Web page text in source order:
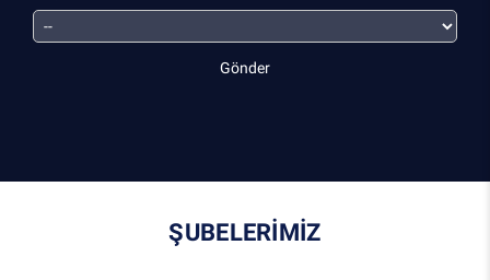
Gönder
ŞUBELERİMİZ